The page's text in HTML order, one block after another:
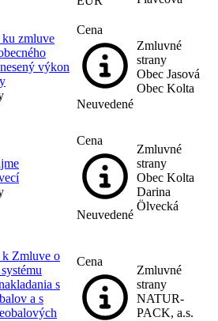
zmluve
výkon
Cena
Neuvedené
Zmluvné
strany
Obec Jasová
Obec Kolta
Cena
Neuvedené
Zmluvné
strany
Obec Kolta
Darina
Ölvecká
Zmluve o
s
a s
Cena
Zmluvné
strany
NATUR-
PACK, a.s.